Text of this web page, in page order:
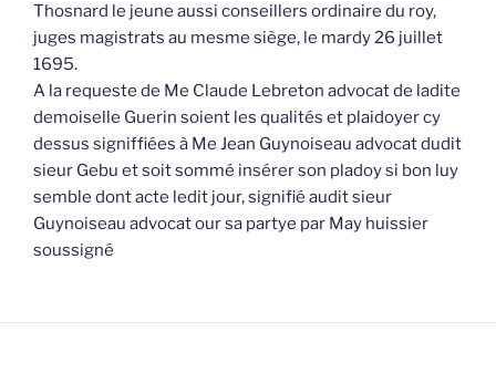
Thosnard le jeune aussi conseillers ordinaire du roy,
juges magistrats au mesme siège, le mardy 26 juillet
1695.
A la requeste de Me Claude Lebreton advocat de ladite
demoiselle Guerin soient les qualités et plaidoyer cy
dessus signiffiées à Me Jean Guynoiseau advocat dudit
sieur Gebu et soit sommé insérer son pladoy si bon luy
semble dont acte ledit jour, signifié audit sieur
Guynoiseau advocat our sa partye par May huissier
soussigné